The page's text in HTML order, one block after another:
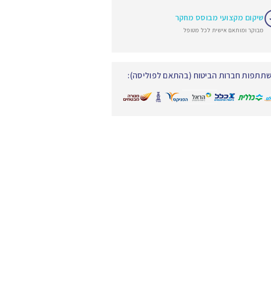
שיקום מקצועי מבוסס מחקר
מבוקר ומותאם אישית לכל מטופל
חברות הביטוח (בהתאם לפוליסה):